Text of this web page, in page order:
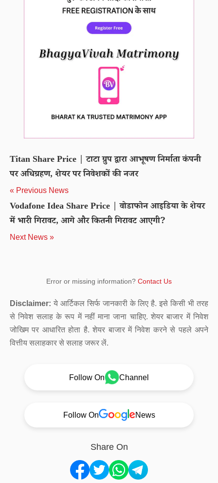
Titan Share Price | टाटा ग्रुप द्वारा आभूषण निर्माता कंपनी
पर अधिग्रहण, शेयर पर निवेशकों की नजर
« Previous News
Vodafone Idea Share Price | वोडाफोन आइडिया के शेयर
में भारी गिरावट, आगे और कितनी गिरावट आएगी?
Next News »
Error or missing information? Contact Us
Disclaimer: ये आर्टिकल सिर्फ जानकारी के लिए है. इसे किसी भी तरह
से निवेश सलाह के रूप में नहीं माना जाना चाहिए. शेयर बाजार में निवेश
जोखिम पर आधारित होता है. शेयर बाजार में निवेश करने से पहले अपने
वित्तीय सलाहकार से सलाह जरूर लें.
Follow On Channel
Follow On News
Share On